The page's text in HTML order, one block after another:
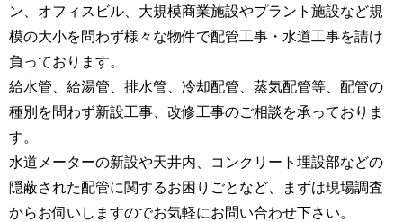
ン、オフィスビル、大規模商業施設やプラント施設など規
模の大小を問わず様々な物件で配管工事・水道工事を請け
負っております。
給水管、給湯管、排水管、冷却配管、蒸気配管等、配管の
種別を問わず新設工事、改修工事のご相談を承っておりま
す。
水道メーターの新設や天井内、コンクリート埋設部などの
隠蔽された配管に関するお困りごとなど、まずは現場調査
からお伺いしますのでお気軽にお問い合わせ下さい。